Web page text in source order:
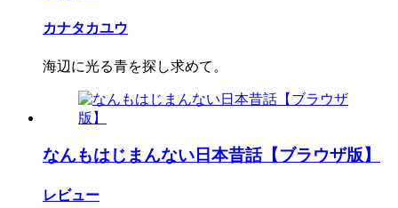
カナタカユウ
海辺に光る青を探し求めて。
なんもはじまんない日本昔話【ブラウザ版】
レビュー